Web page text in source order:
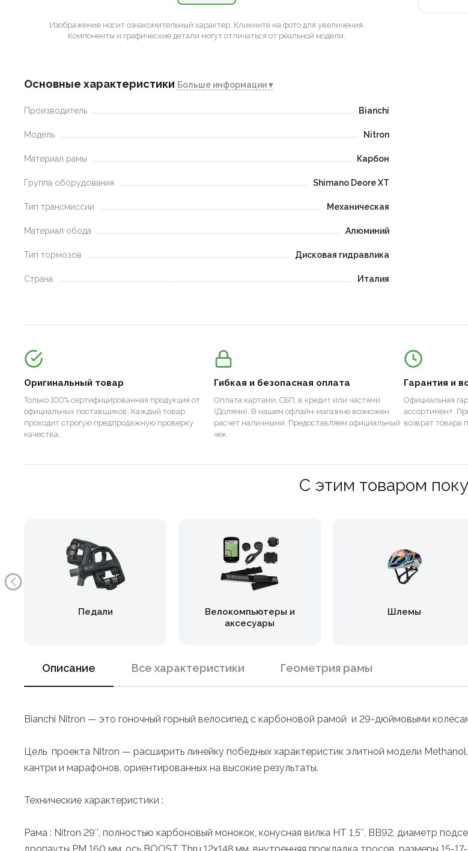
Изображение носит ознакомительный характер. Кликните на фото для увеличения.
Компоненты и графические детали могут отличаться от реальной модели.
Основные характеристики Больше информации ▾
Производитель Bianchi
Модель Nitron
Материал рамы Карбон
Группа оборудования Shimano Deore XT
Тип трансмиссии Механическая
Материал обода Алюминий
Тип тормозов Дисковая гидравлика
Страна Италия
Оригинальный товар
Только 100% сертифицированная продукция от
официальных поставщиков. Каждый товар
проходит строгую предпродажную проверку
качества.
Гибкая и безопасная оплата
Оплата картами, СБП, в кредит или частями
(Долями). В нашем офлайн-магазине возможен
расчет наличными. Предоставляем официальный
чек.
Гарантия и
Официальная
ассортимент.
возврат товара
С этим товаром
Педали
Велокомпьютеры и
аксесуары
Шлемы
Описание Все характеристики Геометрия рамы
Bianchi Nitron — это гоночный горный велосипед с карбоновой рамой и 29-дюймовыми
Цель проекта Nitron — расширить линейку победных характеристик элитной модели
кантри и марафонов, ориентированных на высокие результаты.
Технические характеристики :
Рама : Nitron 29″, полностью карбоновый монокок, конусная вилка HT 1,5″, BB92, диаметр